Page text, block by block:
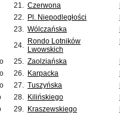
21. Czerwona
22. Pl. Niepodległości
23. Wólczańska
24. Rondo Lotników
Lwowskich
25. Zaolziańska
26. Karpacka
27. Tuszyńska
28. Kilińskiego
29. Kraszewskiego